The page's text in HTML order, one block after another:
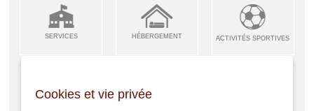
SERVICES HÉBERGEMENT ACTIVITÉS SPORTIVES
Cookies et vie privée